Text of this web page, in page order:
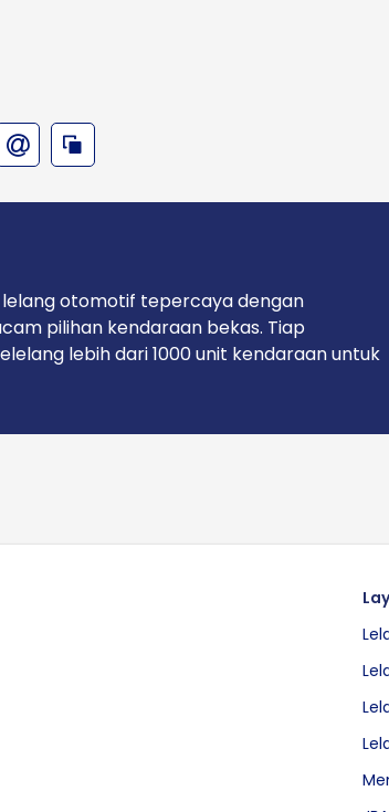
lelang otomotif tepercaya dengan
pilihan kendaraan bekas. Tiap
lebih dari 1000 unit kendaraan untuk